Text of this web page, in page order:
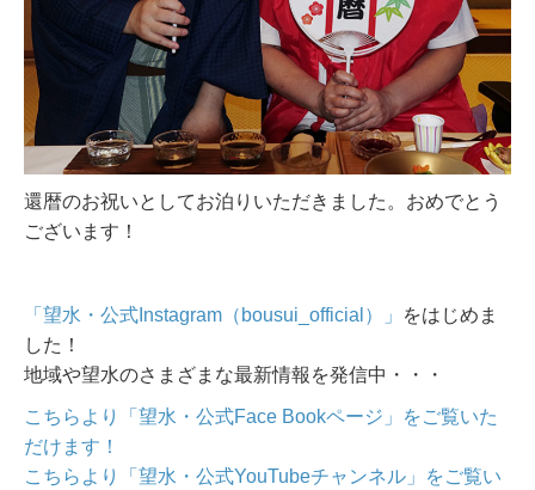
還暦のお祝いとしてお泊りいただきました。おめでとう
ございます！
「望水・公式Instagram（bousui_official）」
をはじめま
した！
地域や望水のさまざまな最新情報を発信中・・・
こちらより「望水・公式Face Bookページ」をご覧いた
だけます！
こちらより「望水・公式YouTubeチャンネル」をご覧い